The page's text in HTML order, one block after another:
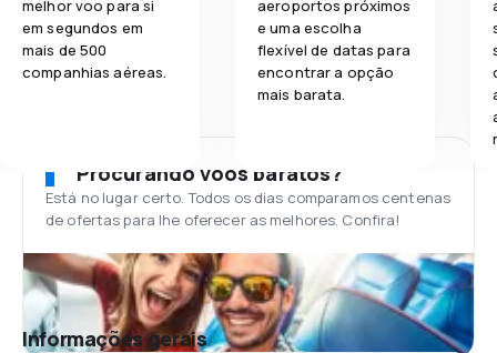
melhor voo para si
em segundos em
mais de 500
companhias aéreas.
aeroportos próximos
e uma escolha
flexível de datas para
encontrar a opção
mais barata.
Procurando voos baratos?
Está no lugar certo. Todos os dias comparamos centenas
de ofertas para lhe oferecer as melhores. Confira!
Informações gerais